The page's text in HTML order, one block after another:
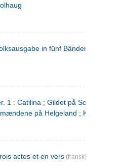
in fünf Bänden
1 : Catilina ; Gildet på Solhaug ; Fru
på Helgeland ;
actes et en vers (fransk)